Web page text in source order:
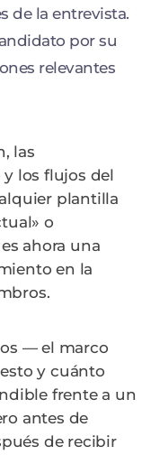
de la entrevista.
por su
relevantes
las
los flujos del
plantilla
o
ahora una
en la
— el marco
y cuánto
frente a un
antes de
de recibir